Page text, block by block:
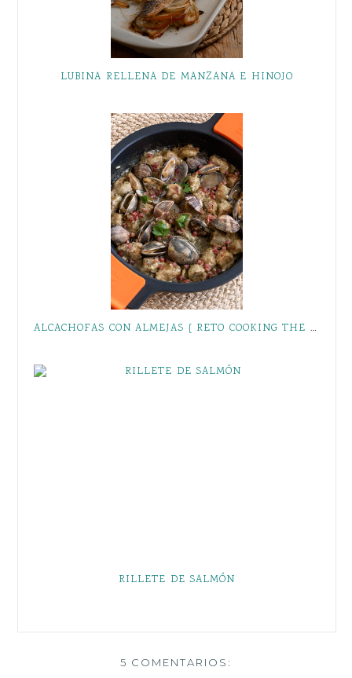
LUBINA RELLENA DE MANZANA E HINOJO
ALCACHOFAS CON ALMEJAS { RETO COOKING THE CHEF }
RILLETE DE SALMÓN
5 COMENTARIOS: